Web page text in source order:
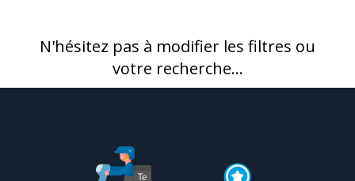
N'hésitez pas à modifier les filtres ou
votre recherche...